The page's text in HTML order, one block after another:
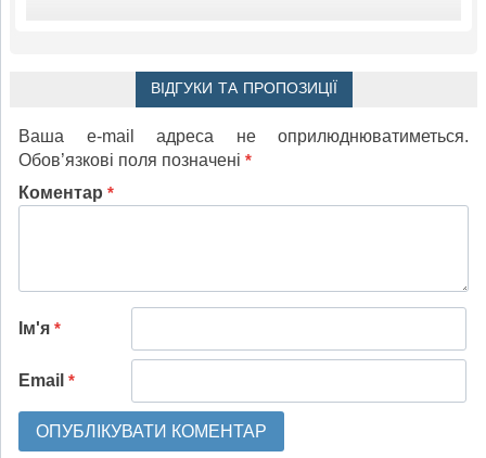
ВІДГУКИ ТА ПРОПОЗИЦІЇ
Ваша e-mail адреса не оприлюднюватиметься.
Обов’язкові поля позначені *
Коментар *
Ім'я *
Email *